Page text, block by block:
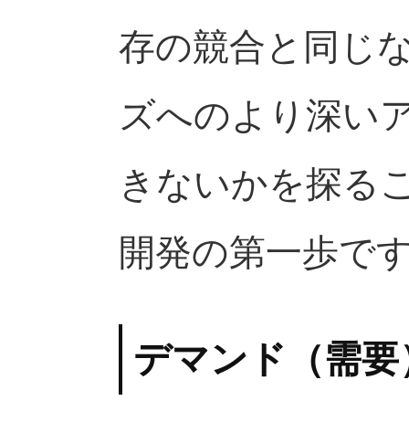
存の競合と同じ
ズへのより深い
きないかを探る
開発の第一歩で
デマンド（需